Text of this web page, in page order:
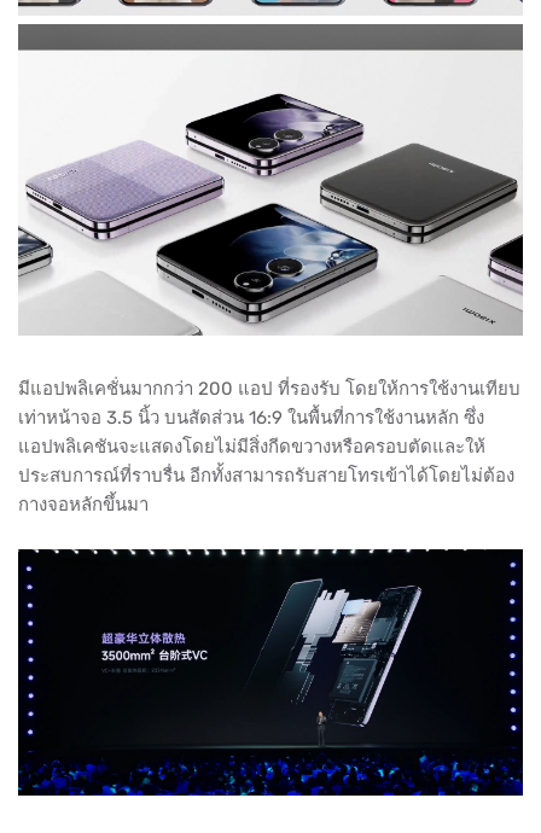
มีแอปพลิเคชั่นมากกว่า 200 แอป ที่รองรับ โดยให้การใช้งานเทียบ
เท่าหน้าจอ 3.5 นิ้ว บนสัดส่วน 16:9 ในพื้นที่การใช้งานหลัก ซึ่ง
แอปพลิเคชันจะแสดงโดยไม่มีสิ่งกีดขวางหรือครอบตัดและให้
ประสบการณ์ที่ราบรื่น อีกทั้งสามารถรับสายโทรเข้าได้โดยไม่ต้อง
กางจอหลักขึ้นมา